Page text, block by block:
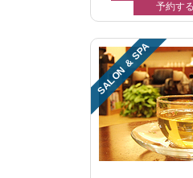
予約する
SALON & SPA